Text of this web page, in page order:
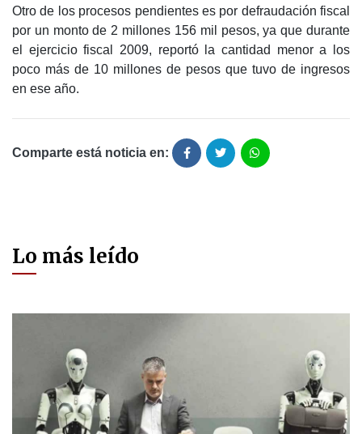
Otro de los procesos pendientes es por defraudación fiscal
por un monto de 2 millones 156 mil pesos, ya que durante
el ejercicio fiscal 2009, reportó la cantidad menor a los
poco más de 10 millones de pesos que tuvo de ingresos
en ese año.
Comparte está noticia en:
Lo más leído